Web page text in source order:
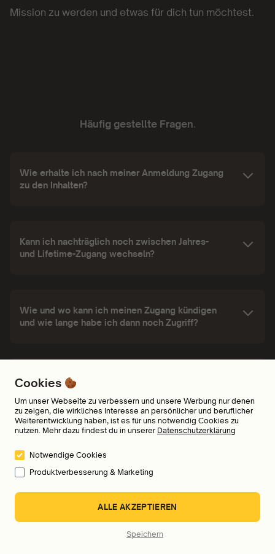
Mission zu werden und etwas für dich tun möchtest.
Häufig gestellte Fragen.
Wie erhalte ich nach meiner Anmeldung Zugang
zu den Inhalten?
Kann ich nachträglich noch zwischen Jahres-
und Lifetime-Zugang wechseln?
Wie und wo kann ich meinen Zugang kündigen
und wie lange habe ich dann noch Zugriff?
Wie sind die Kurse aufgebaut und wie
konsumiere ich sie?
Wo und auf welchen Geräten kann ich meine
Audiokurse hören?
Cookies
Um unser Webseite zu verbessern und unsere Werbung nur denen
zu zeigen, die wirkliches Interesse an persönlicher und beruflicher
Weiterentwicklung haben, ist es für uns notwendig Cookies zu
nutzen. Mehr dazu findest du in unserer Datenschutzerklärung
Notwendige Cookies
Produktverbesserung & Marketing
ALLE AKZEPTIEREN
Speichern